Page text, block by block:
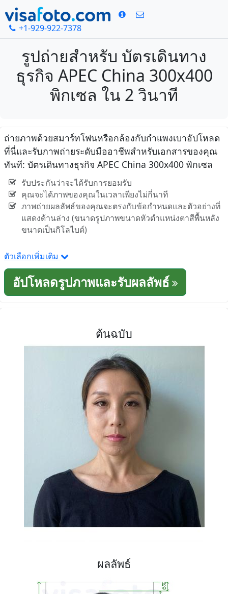
+1-929-922-7378
รูปถ่ายสำหรับ บัตรเดินทาง
ธุรกิจ APEC China 300x400
พิกเซล ใน 2 วินาที
ถ่ายภาพด้วยสมาร์ทโฟนหรือกล้องกับกำแพงเบาอัปโหลด
ที่นี่และรับภาพถ่ายระดับมืออาชีพสำหรับเอกสารของคุณ
ทันที: บัตรเดินทางธุรกิจ APEC China 300x400 พิกเซล
รับประกันว่าจะได้รับการยอมรับ
คุณจะได้ภาพของคุณในเวลาเพียงไม่กี่นาที
ภาพถ่ายผลลัพธ์ของคุณจะตรงกับข้อกำหนดและตัวอย่างที่
แสดงด้านล่าง (ขนาดรูปภาพขนาดหัวตำแหน่งตาสีพื้นหลัง
ขนาดเป็นกิโลไบต์)
ตัวเลือกเพิ่มเติม
อัปโหลดรูปภาพและรับผลลัพธ์
ต้นฉบับ
ผลลัพธ์